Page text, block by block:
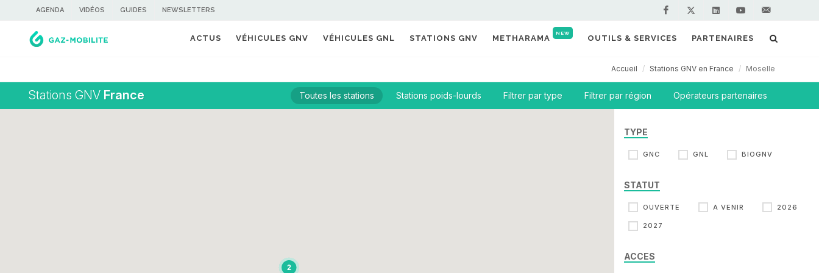
AGENDA VIDÉOS GUIDES NEWSLETTERS
ACTUS VÉHICULES GNV VÉHICULES GNL STATIONS GNV METHARAMA
NEW
OUTILS & SERVICES PARTENAIRES
Accueil Stations GNV en France Moselle
Stations GNV France Toutes les stations Stations poids-lourds Filtrer par type Filtrer par région Opérateurs partenaires
2
TYPE
GNC GNL BIOGNV
STATUT
OUVERTE A VENIR 2026
2027
ACCES